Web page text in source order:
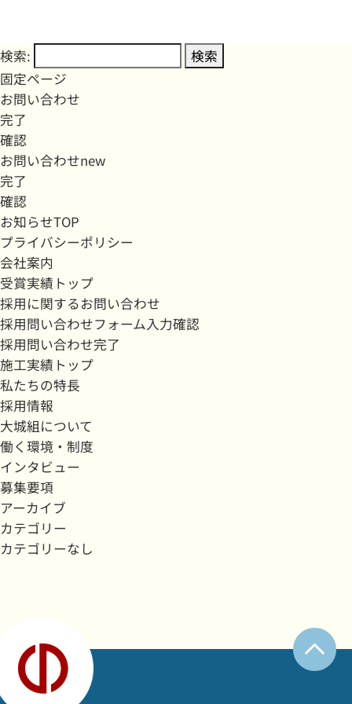
検索:
固定ページ
お問い合わせ
完了
確認
お問い合わせnew
完了
確認
お知らせTOP
プライバシーポリシー
会社案内
受賞実績トップ
採用に関するお問い合わせ
採用問い合わせフォーム入力確認
採用問い合わせ完了
施工実績トップ
私たちの特長
採用情報
大城組について
働く環境・制度
インタビュー
募集要項
アーカイブ
カテゴリー
カテゴリーなし